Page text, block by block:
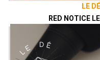
LE
RED NOTICE